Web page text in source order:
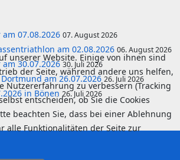
07.08.2026 07. August 2026
am 02.08.2026 06. August 2026
30.07.202630. Juli 2026
am 26.07.2026 26. Juli 2026
in Bönen 26. Juli 2026
unserer Website. Einige von ihnen sind
der Seite, während andere uns helfen,
Nutzererfahrung zu verbessern (Tracking
entscheiden, ob Sie die Cookies
beachten Sie, dass bei einer Ablehnung
alle Funktionalitäten der Seite zur